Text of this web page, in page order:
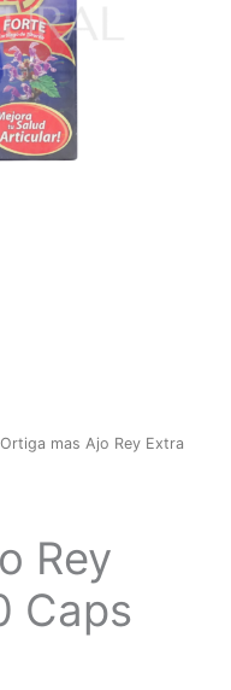
mas Ajo Rey Extra
Rey
Caps